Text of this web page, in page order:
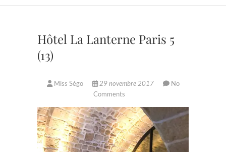
Hôtel La Lanterne Paris 5
(13)
Miss Ségo 29 novembre 2017
No
Comments